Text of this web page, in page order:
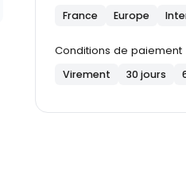
France Europe
Conditions de paiement
Virement 30 jours